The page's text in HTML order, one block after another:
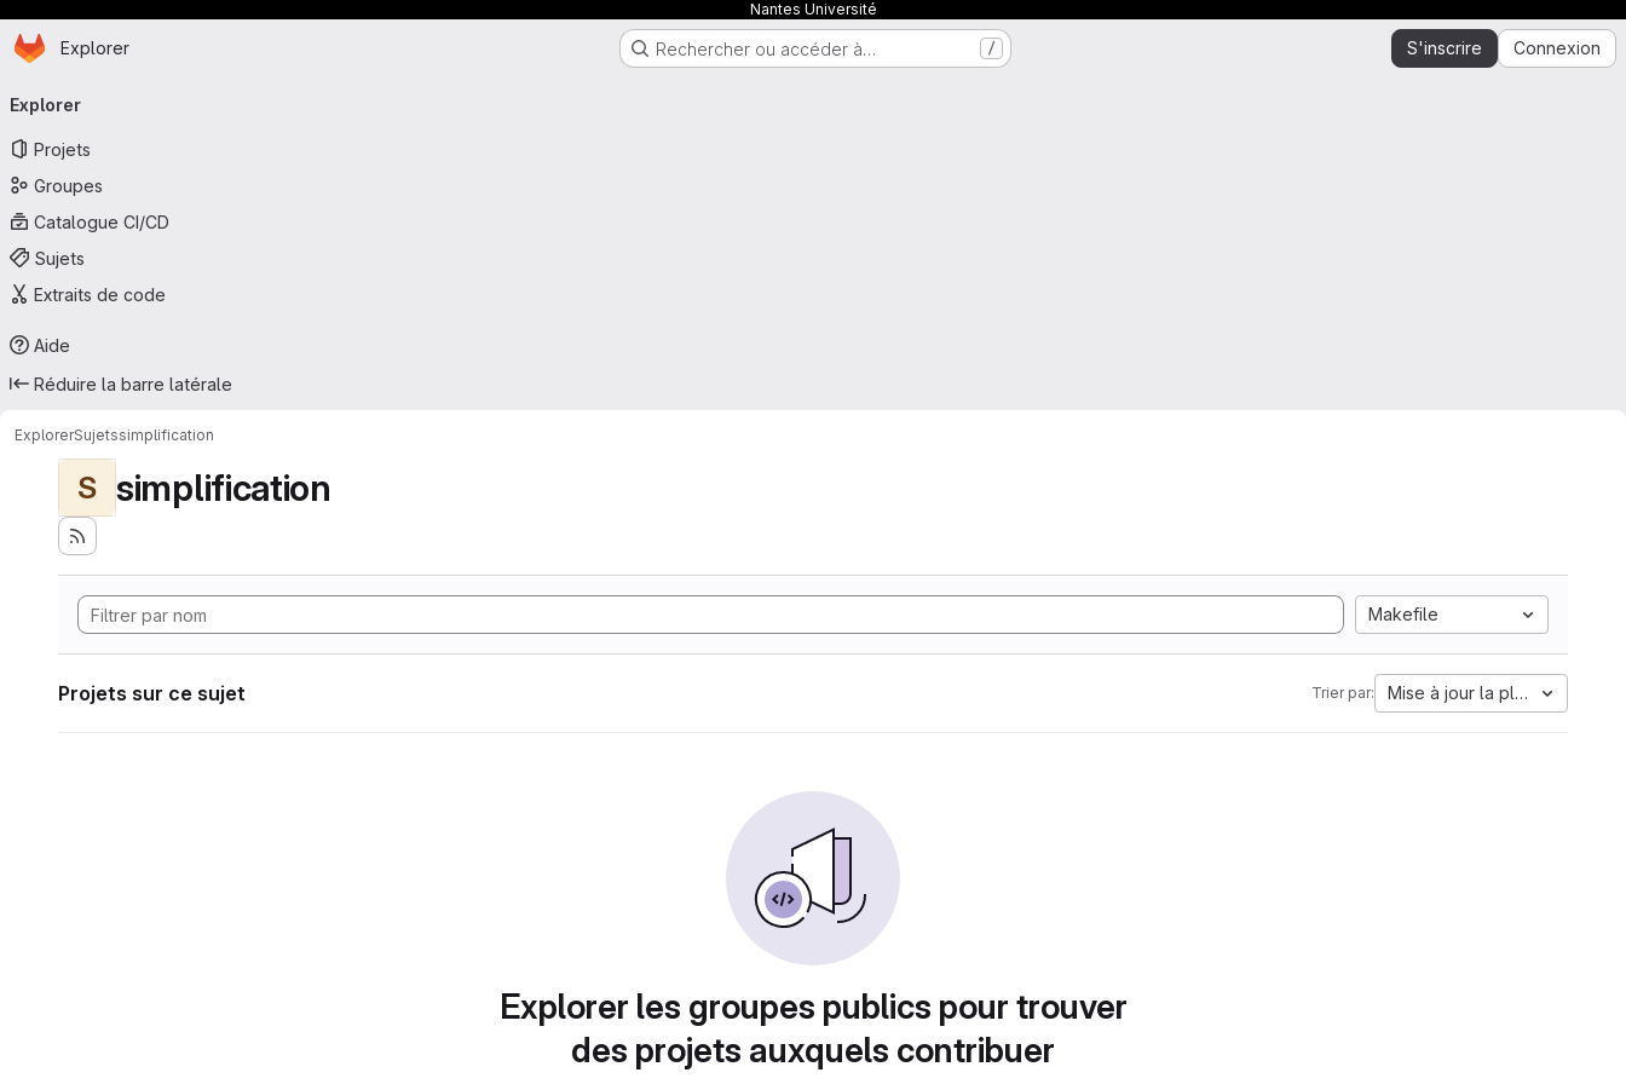
Nantes Université
Passer au contenu principal
Page d'accueil
Explorer Rechercher ou accéder à… / S'inscrire Connexion
principale
Explorer
Projets
Groupes
Catalogue CI/CD
Sujets
Extraits de code
Aide
Réduire la barre latérale
ExplorerSujetssimplification
S simplification
Makefile
Projets sur ce sujet Trier par: Mise à jour la plus ancienne
Explorer les groupes publics pour trouver
des projets auxquels contribuer